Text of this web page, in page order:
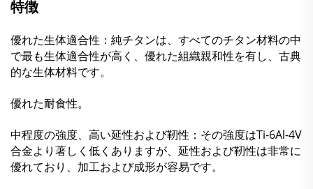
特徴
優れた生体適合性：純チタンは、すべてのチタン材料の中
で最も生体適合性が高く、優れた組織親和性を有し、古典
的な生体材料です。
優れた耐食性。
中程度の強度、高い延性および靭性：その強度はTi-6Al-4V
合金より著しく低くありますが、延性および靭性は非常に
優れており、加工および成形が容易です。